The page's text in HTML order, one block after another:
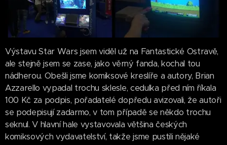
Výstavu Star Wars jsem viděl už na Fantastické Ostravě,
ale stejně jsem se zase, jako věrný fanda, kochal tou
nádherou. Obešli jsme komiksové kreslíře a autory, Brian
Azzarello vypadal trochu sklesle, cedulka před ním říkala
100 Kč za podpis, pořadatelé dopředu avizovali, že autoři
se podepisují zadarmo, v tom případě se někdo trochu
seknul. V hlavní hale vystavovala většina českých
komiksových vydavatelství, takže jsme pustili nějaké